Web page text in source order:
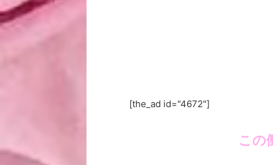
[the_ad id="4672"]
この